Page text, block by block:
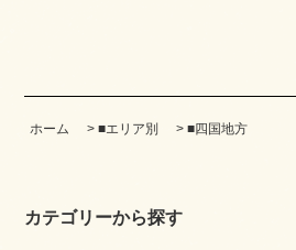
ホーム > ■エリア別 > ■四国地方
カテゴリーから探す